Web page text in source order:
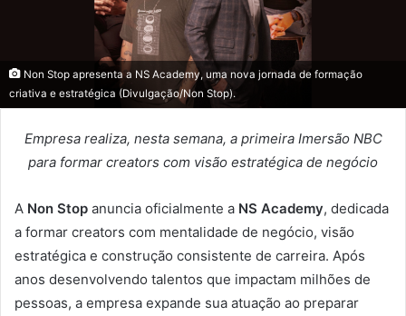
Non Stop apresenta a NS Academy, uma nova jornada de formação
criativa e estratégica (Divulgação/Non Stop).
Empresa realiza, nesta semana, a primeira Imersão NBC
para formar creators com visão estratégica de negócio
A Non Stop anuncia oficialmente a NS Academy, dedicada
a formar creators com mentalidade de negócio, visão
estratégica e construção consistente de carreira. Após
anos desenvolvendo talentos que impactam milhões de
pessoas, a empresa expande sua atuação ao preparar